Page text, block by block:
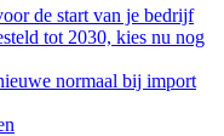
de start van je bedrijf
tot 2030, kies nu nog
normaal bij import